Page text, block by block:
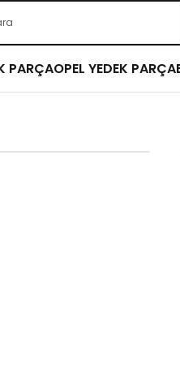
PARÇAOPEL YEDEK PARÇA